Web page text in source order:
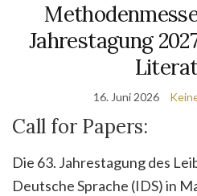
Jahrestagung
16. Juni 2026
Call for Papers:
Die 63. Jahrestagung des
Deutsche Sprache (IDS) in